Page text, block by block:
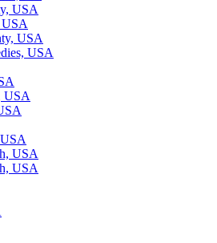
USA
USA
USA
USA
USA
USA